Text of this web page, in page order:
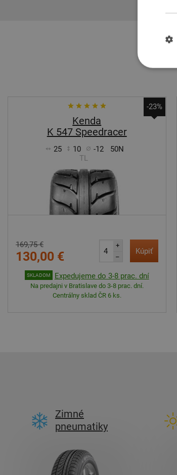
-23%
Kenda
K 547 Speedracer
25 10 -12
50N
TL
169,75 €
130,00 €
+
–
Kúpiť
SKLADOM Expedujeme do 3-8 prac. dní
Na predajni v Bratislave do 3-8 prac. dní.
Centrálny sklad ČR 6 ks.
Zimné
pneumatiky